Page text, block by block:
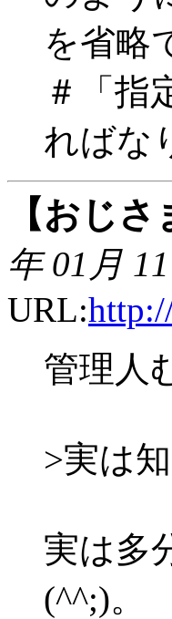
を省略
＃「指
ればな
【おじさ
年 01月
URL:
管理人
>実は
実は多
(^^;)。